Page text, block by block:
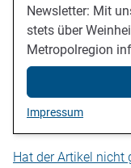
Newsletter: Mit
stets über
Metropolregion
Impressum
Hat der Artikel nicht